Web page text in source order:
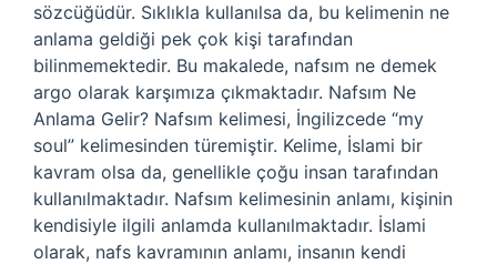
sözcüğüdür. Sıklıkla kullanılsa da, bu kelimenin ne
anlama geldiği pek çok kişi tarafından
bilinmemektedir. Bu makalede, nafsım ne demek
argo olarak karşımıza çıkmaktadır. Nafsım Ne
Anlama Gelir? Nafsım kelimesi, İngilizcede “my
soul” kelimesinden türemiştir. Kelime, İslami bir
kavram olsa da, genellikle çoğu insan tarafından
kullanılmaktadır. Nafsım kelimesinin anlamı, kişinin
kendisiyle ilgili anlamda kullanılmaktadır. İslami
olarak, nafs kavramının anlamı, insanın kendi